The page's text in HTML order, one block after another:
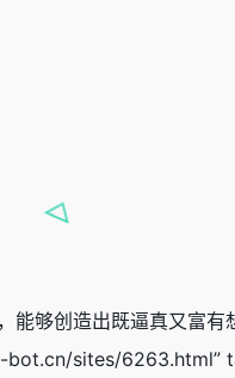
够创造出既逼真又富
sites/6263.html”